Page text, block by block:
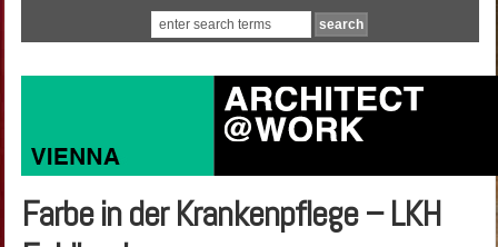
Farbe in der Krankenpflege – LKH